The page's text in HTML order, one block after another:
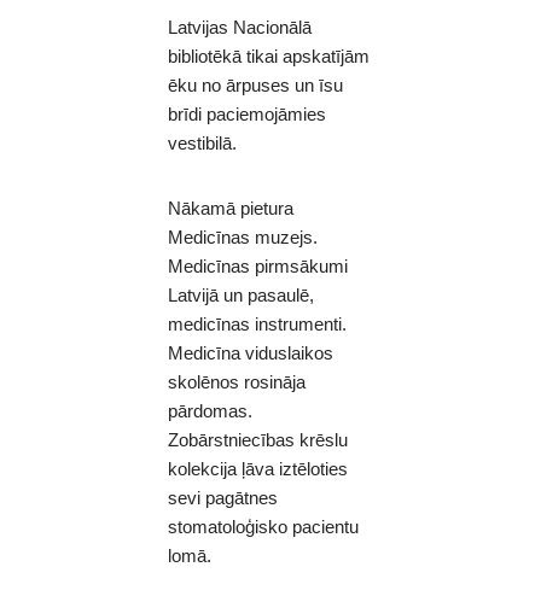
Latvijas Nacionālā
bibliotēkā tikai apskatījām
ēku no ārpuses un īsu
brīdi paciemojāmies
vestibilā.
Nākamā pietura
Medicīnas muzejs.
Medicīnas pirmsākumi
Latvijā un pasaulē,
medicīnas instrumenti.
Medicīna viduslaikos
skolēnos rosināja
pārdomas.
Zobārstniecības krēslu
kolekcija ļāva iztēloties
sevi pagātnes
stomatoloģisko pacientu
lomā.